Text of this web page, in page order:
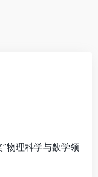
物理科学与数学领